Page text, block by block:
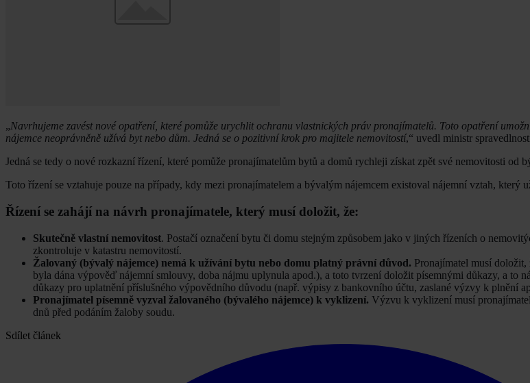
„Navrhujeme zavést nové opatření, které pomůže urychlit ochranu vlastnických práv pronajímatelů. Toto opatření
nájemce neoprávněně užívá byt nebo dům. Jedná se o pozitivní krok pro majitele nemovitostí,“ uvedl ministr
Jedná se tedy o nové rozkazní řízení, které pomůže pronajímatelům bytů a domů rychleji získat zpět své nemovitosti od
Toto řízení se vztahuje pouze na případy, kdy mezi pronajímatelem a bývalým nájemcem existoval nájemní vztah, který
Řízení se zahájí na návrh pronajímatele, který musí doložit, že:
Skutečně vlastní nemovitost. Postačí označení bytu či domu stejným způsobem jako v jiných řízeních o
zkontroluje v katastru nemovitostí.
Žalovaný (bývalý nájemce) nemá k užívání bytu nebo domu platný právní důvod. Pronajímatel musí
byla dána výpověď nájemní smlouvy, doba nájmu uplynula apod.), a toto tvrzení doložit písemnými důkazy, a to
důkazy pro uplatnění příslušného výpovědního důvodu (např. výpisy z bankovního účtu, zaslané výzvy k plnění
Pronajímatel písemně vyzval žalovaného (bývalého nájemce) k vyklizení. Výzvu k vyklizení musí
dnů před podáním žaloby soudu.
Sdílet článek